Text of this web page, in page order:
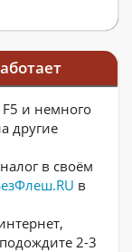
и немного
другие
в своём
в
2-3